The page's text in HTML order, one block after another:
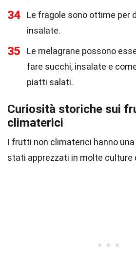
34
Le fragole sono ottime per
insalate.
35
Le melagrane possono
fare succhi, insalate e
piatti salati.
Curiosità storiche sui
climaterici
I frutti non climaterici hanno
stati apprezzati in molte culture